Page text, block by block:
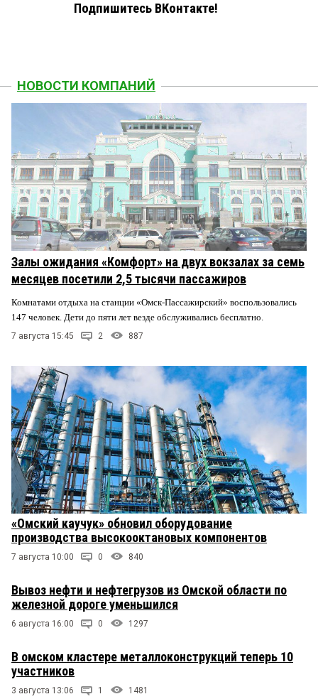
Подпишитесь ВКонтакте!
НОВОСТИ КОМПАНИЙ
Залы ожидания «Комфорт» на двух вокзалах за семь
месяцев посетили 2,5 тысячи пассажиров
Комнатами отдыха на станции «Омск-Пассажирский» воспользовались
147 человек. Дети до пяти лет везде обслуживались бесплатно.
7 августа 15:45 2 887
«Омский каучук» обновил оборудование
производства высокооктановых компонентов
7 августа 10:00 0 840
Вывоз нефти и нефтегрузов из Омской области по
железной дороге уменьшился
6 августа 16:00 0 1297
В омском кластере металлоконструкций теперь 10
участников
3 августа 13:06 1 1481